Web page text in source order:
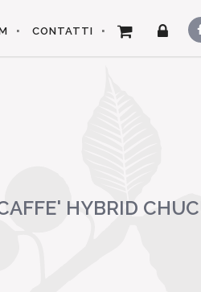
CONTATTI
HYBRID